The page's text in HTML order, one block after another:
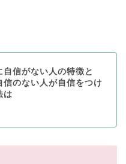
自信がない人の特徴と
信のない人が自信をつけ
は